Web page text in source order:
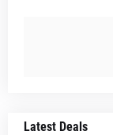
Latest Deals